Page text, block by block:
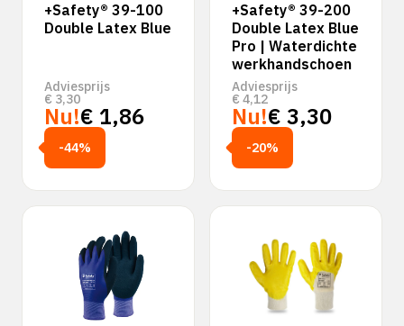
+Safety® 39-100
Double Latex Blue
Adviesprijs
€ 3,30
Nu!€ 1,86
-44%
+Safety® 39-200
Double Latex Blue
Pro | Waterdichte
werkhandschoen
Adviesprijs
€ 4,12
Nu!€ 3,30
-20%